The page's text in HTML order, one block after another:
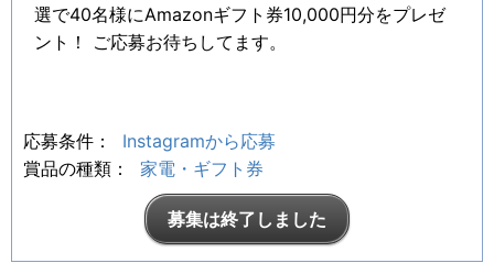
選で40名様にAmazonギフト券10,000円分をプレゼ
ント！ ご応募お待ちしてます。
応募条件：
Instagramから応募
賞品の種類：
家電・ギフト券
募集は終了しました